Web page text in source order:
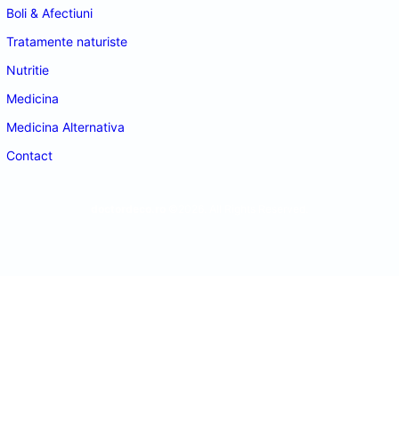
Boli & Afectiuni
Tratamente naturiste
Nutritie
Medicina
Medicina Alternativa
Contact